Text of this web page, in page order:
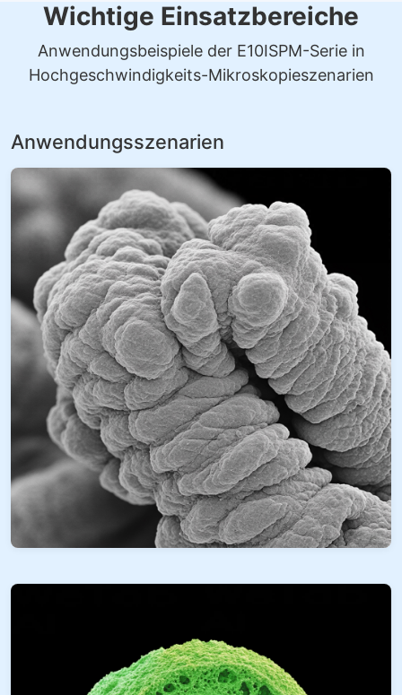
Wichtige Einsatzbereiche
Anwendungsbeispiele der E10ISPM-Serie in
Hochgeschwindigkeits-Mikroskopieszenarien
Anwendungsszenarien